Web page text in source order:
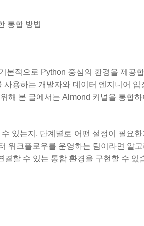
통합 방법
본적으로 Python 중심의 환경을 제공
용하는 개발자와 데이터 엔지니어 입
해 본 글에서는 Almond 커널을 통합하
있는지, 단계별로 어떤 설정이 필요
워크플로우를 운영하는 팀이라면 알
할 수 있는 통합 환경을 구현할 수 있